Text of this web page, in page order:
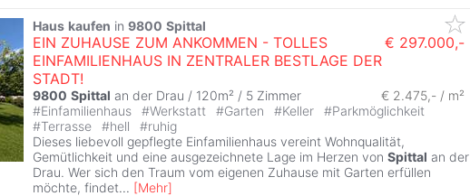
Haus kaufen in 9800 Spittal
EIN ZUHAUSE ZUM ANKOMMEN - TOLLES
EINFAMILIENHAUS IN ZENTRALER BESTLAGE DER
STADT!
€ 297.000,-
9800 Spittal an der Drau / 120m² / 5 Zimmer
€ 2.475,- / m²
#Einfamilienhaus #Werkstatt #Garten #Keller #Parkmöglichkeit
#Terrasse #hell #ruhig
Dieses liebevoll gepflegte Einfamilienhaus vereint Wohnqualität,
Gemütlichkeit und eine ausgezeichnete Lage im Herzen von Spittal an der
Drau. Wer sich den Traum vom eigenen Zuhause mit Garten erfüllen
möchte, findet... [Mehr]